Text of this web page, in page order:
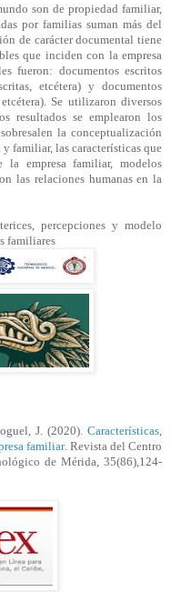
son de propiedad familiar,
por familias suman más del
de carácter documental tiene
que inciden con la empresa
fueron: documentos escritos
etcétera) y documentos
Se utilizaron diversos
resultados se emplearon los
la conceptualización
familiar, las características que
la empresa familiar, modelos
las relaciones humanas en la
percepciones y modelo
familiares
J. (2020). Características,
familiar. Revista del Centro
de Mérida, 35(86), 124-